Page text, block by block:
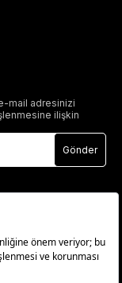
mail adresinizi
ilişkin
Gönder